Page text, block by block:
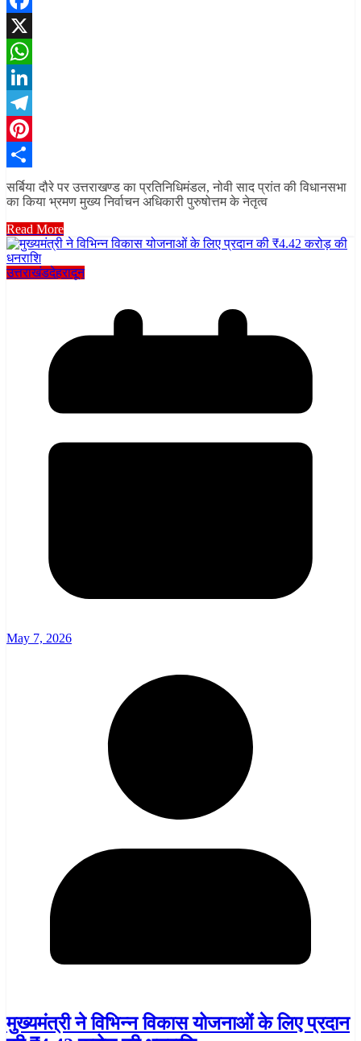
Facebook
X
WhatsApp
LinkedIn
Telegram
Pinterest
Share
सर्बिया दौरे पर उत्तराखण्ड का प्रतिनिधिमंडल, नोवी साद प्रांत की विधानसभा
का किया भ्रमण मुख्य निर्वाचन अधिकारी पुरुषोत्तम के नेतृत्व
Read More
उत्तराखंडदेहरादून
May 7, 2026
मुख्यमंत्री ने विभिन्न विकास योजनाओं के लिए प्रदान